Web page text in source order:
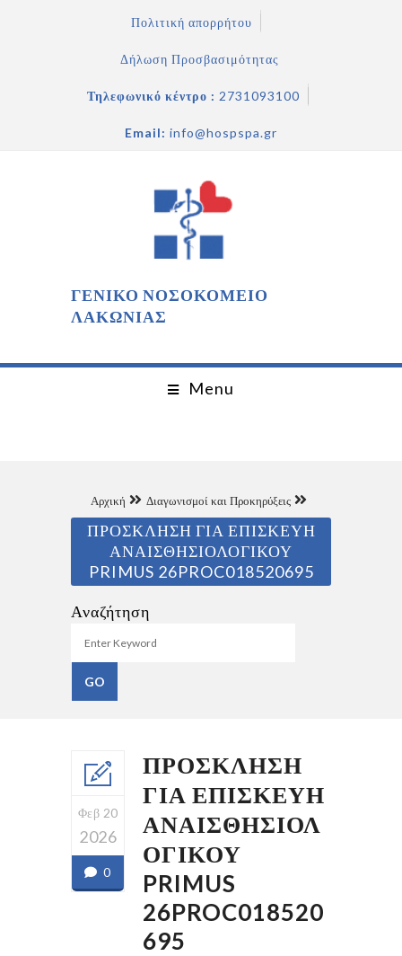
Πολιτική απορρήτου
Δήλωση Προσβασιμότητας
Τηλεφωνικό κέντρο : 2731093100
Email: info@hospspa.gr
ΓΕΝΙΚΟ ΝΟΣΟΚΟΜΕΙΟ
ΛΑΚΩΝΙΑΣ
Menu
Αρχική Διαγωνισμοί και Προκηρύξεις
ΠΡΟΣΚΛΗΣΗ ΓΙΑ ΕΠΙΣΚΕΥΗ
ΑΝΑΙΣΘΗΣΙΟΛΟΓΙΚΟΥ
PRIMUS 26PROC018520695
Αναζήτηση
Φεβ 20
2026
0
ΠΡΟΣΚΛΗΣΗ
ΓΙΑ ΕΠΙΣΚΕΥΗ
ΑΝΑΙΣΘΗΣΙΟΛ
ΟΓΙΚΟΥ
PRIMUS
26PROC018520
695